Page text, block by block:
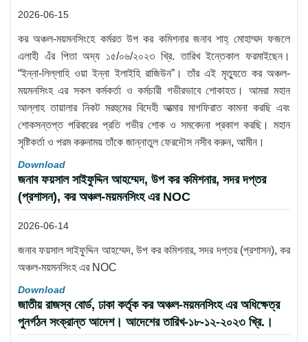
2026-06-15
কর অঞ্চল-ময়মনসিংহে কর্মরত উপ কর কমিশনার জনাব শাহ্ মোহাম্মদ ফজলে
এলাহী এঁর পিতা অদ্য ১৫/০৬/২০২৩ খ্রি. তারিখ ইন্তেকাল ফরমাইছেন।
“ইন্না-লিল্লাহি ওয়া ইন্না ইলাইহি রাজিউন”। তাঁর এই মৃত্যুতে কর অঞ্চল-
ময়মনসিংহ এর সকল কর্মকর্তা ও কর্মচারী গভীরভাবে শোকাহত। আমরা মহান
আল্লাহ তায়ালার নিকট মরহুমের বিদেহী আত্মার মাগফিরাত কামনা করছি এবং
শোকসন্তপ্ত পরিবারের প্রতি গভীর শোক ও সমবেদনা প্রকাশ করছি। মহান
সৃষ্টিকর্তা ও পরম করুনাময় তাঁকে জান্নাতুল ফেরদৌস নসীব করুন, আমীন।
Download
জনাব ফয়সাল সাইফুদ্দিন আহম্মেদ, উপ কর কমিশনার, সদর দপ্তর
(প্রশাসন), কর অঞ্চল-ময়মনসিংহ এর NOC
2026-06-14
জনাব ফয়সাল সাইফুদ্দিন আহম্মেদ, উপ কর কমিশনার, সদর দপ্তর (প্রশাসন), কর
অঞ্চল-ময়মনসিংহ এর NOC
Download
জাতীয় রাজস্ব বোর্ড, ঢাকা কর্তৃক কর অঞ্চল-ময়মনসিংহ এর অধিক্ষেত্র
পুনর্গঠন সংক্রান্ত আদেশ। আদেশের তারিখ-১৮-১২-২০২৩ খ্রি.।